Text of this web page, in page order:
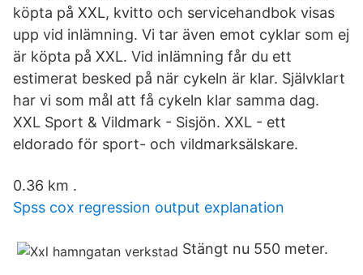
köpta på XXL, kvitto och servicehandbok visas
upp vid inlämning. Vi tar även emot cyklar som ej
är köpta på XXL. Vid inlämning får du ett
estimerat besked på när cykeln är klar. Självklart
har vi som mål att få cykeln klar samma dag.
XXL Sport & Vildmark - Sisjön. XXL - ett
eldorado för sport- och vildmarksälskare.
0.36 km .
Spss cox regression output explanation
Stängt nu 550 meter.